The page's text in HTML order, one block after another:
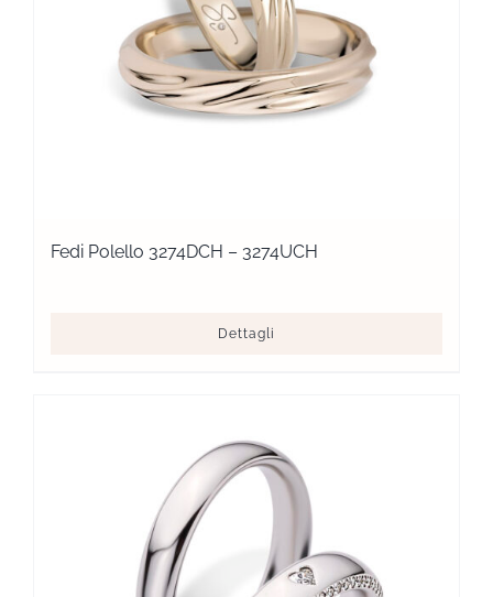
Fedi Polello 3274DCH – 3274UCH
Dettagli